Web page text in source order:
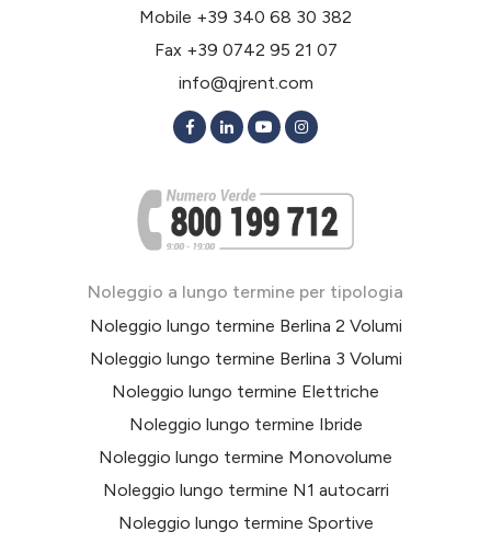
Mobile +39 340 68 30 382
Fax +39 0742 95 21 07
info@qjrent.com
Noleggio a lungo termine per tipologia
Noleggio lungo termine Berlina 2 Volumi
Noleggio lungo termine Berlina 3 Volumi
Noleggio lungo termine Elettriche
Noleggio lungo termine Ibride
Noleggio lungo termine Monovolume
Noleggio lungo termine N1 autocarri
Noleggio lungo termine Sportive